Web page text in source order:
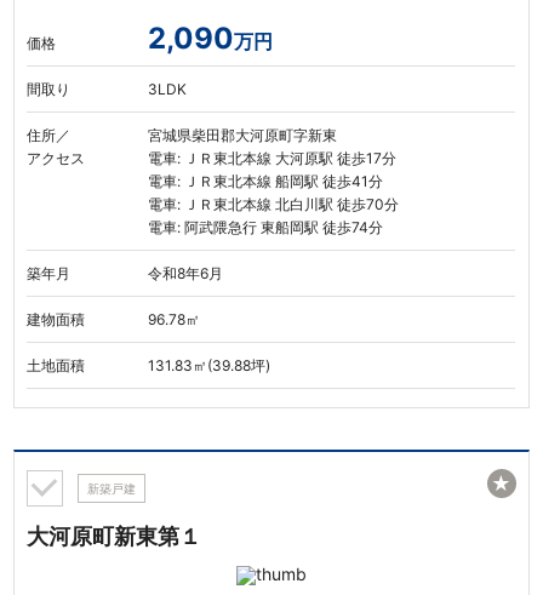
価格 2,090万円
間取り 3LDK
住所／
アクセス
宮城県柴田郡大河原町字新東
電車: ＪＲ東北本線 大河原駅 徒歩17分
電車: ＪＲ東北本線 船岡駅 徒歩41分
電車: ＪＲ東北本線 北白川駅 徒歩70分
電車: 阿武隈急行 東船岡駅 徒歩74分
築年月 令和8年6月
建物面積 96.78㎡
土地面積 131.83㎡(39.88坪)
新築戸建
大河原町新東第１
★